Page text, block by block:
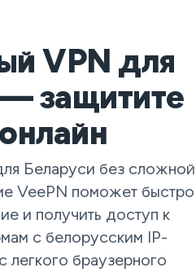
VPN для
защитите
Беларуси без сложной
VeePN поможет быстро
и получить доступ к
с белорусским IP-
легкого браузерного